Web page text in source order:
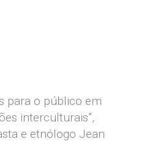
para o público em
interculturais”,
e etnólogo Jean